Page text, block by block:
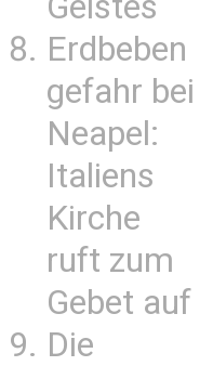
Erdbeben
gefahr bei
Neapel:
Italiens
Kirche
ruft zum
Gebet auf
Die